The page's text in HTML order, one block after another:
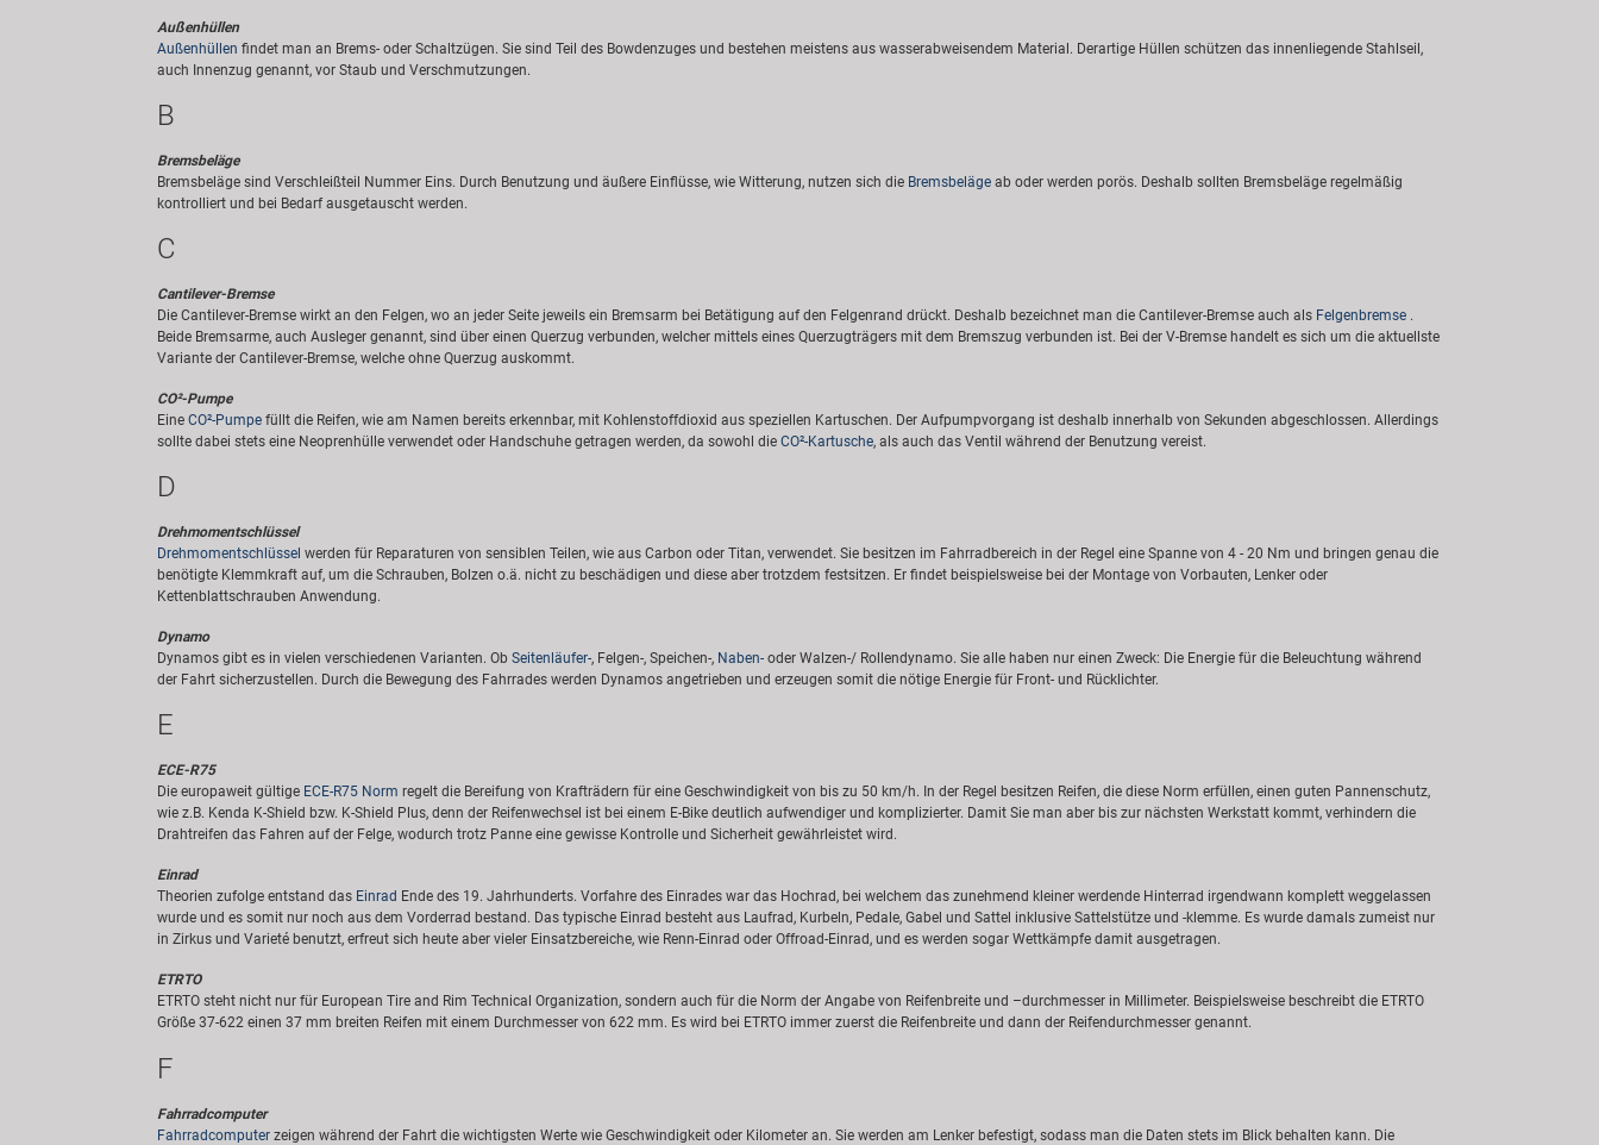
Außenhüllen
Außenhüllen findet man an Brems- oder Schaltzügen. Sie sind Teil des Bowdenzuges und bestehen meistens aus wasserabweisendem Material. Derartige Hüllen schützen das innenliegende Stahlseil,
auch Innenzug genannt, vor Staub und Verschmutzungen.
B
Bremsbeläge
Bremsbeläge sind Verschleißteil Nummer Eins. Durch Benutzung und äußere Einflüsse, wie Witterung, nutzen sich die Bremsbeläge ab oder werden porös. Deshalb sollten Bremsbeläge regelmäßig
kontrolliert und bei Bedarf ausgetauscht werden.
C
Cantilever-Bremse
Die Cantilever-Bremse wirkt an den Felgen, wo an jeder Seite jeweils ein Bremsarm bei Betätigung auf den Felgenrand drückt. Deshalb bezeichnet man die Cantilever-Bremse auch als Felgenbremse .
Beide Bremsarme, auch Ausleger genannt, sind über einen Querzug verbunden, welcher mittels eines Querzugträgers mit dem Bremszug verbunden ist. Bei der V-Bremse handelt es sich um die aktuellste
Variante der Cantilever-Bremse, welche ohne Querzug auskommt.
CO²-Pumpe
Eine CO²-Pumpe füllt die Reifen, wie am Namen bereits erkennbar, mit Kohlenstoffdioxid aus speziellen Kartuschen. Der Aufpumpvorgang ist deshalb innerhalb von Sekunden abgeschlossen. Allerdings
sollte dabei stets eine Neoprenhülle verwendet oder Handschuhe getragen werden, da sowohl die CO²-Kartusche, als auch das Ventil während der Benutzung vereist.
D
Drehmomentschlüssel
Drehmomentschlüssel werden für Reparaturen von sensiblen Teilen, wie aus Carbon oder Titan, verwendet. Sie besitzen im Fahrradbereich in der Regel eine Spanne von 4 - 20 Nm und bringen genau die
benötigte Klemmkraft auf, um die Schrauben, Bolzen o.ä. nicht zu beschädigen und diese aber trotzdem festsitzen. Er findet beispielsweise bei der Montage von Vorbauten, Lenker oder
Kettenblattschrauben Anwendung.
Dynamo
Dynamos gibt es in vielen verschiedenen Varianten. Ob Seitenläufer-, Felgen-, Speichen-, Naben- oder Walzen-/ Rollendynamo. Sie alle haben nur einen Zweck: Die Energie für die Beleuchtung während
der Fahrt sicherzustellen. Durch die Bewegung des Fahrrades werden Dynamos angetrieben und erzeugen somit die nötige Energie für Front- und Rücklichter.
E
ECE-R75
Die europaweit gültige ECE-R75 Norm regelt die Bereifung von Krafträdern für eine Geschwindigkeit von bis zu 50 km/h. In der Regel besitzen Reifen, die diese Norm erfüllen, einen guten Pannenschutz,
wie z.B. Kenda K-Shield bzw. K-Shield Plus, denn der Reifenwechsel ist bei einem E-Bike deutlich aufwendiger und komplizierter. Damit Sie man aber bis zur nächsten Werkstatt kommt, verhindern die
Drahtreifen das Fahren auf der Felge, wodurch trotz Panne eine gewisse Kontrolle und Sicherheit gewährleistet wird.
Einrad
Theorien zufolge entstand das Einrad Ende des 19. Jahrhunderts. Vorfahre des Einrades war das Hochrad, bei welchem das zunehmend kleiner werdende Hinterrad irgendwann komplett weggelassen
wurde und es somit nur noch aus dem Vorderrad bestand. Das typische Einrad besteht aus Laufrad, Kurbeln, Pedale, Gabel und Sattel inklusive Sattelstütze und -klemme. Es wurde damals zumeist nur
in Zirkus und Varieté benutzt, erfreut sich heute aber vieler Einsatzbereiche, wie Renn-Einrad oder Offroad-Einrad, und es werden sogar Wettkämpfe damit ausgetragen.
ETRTO
ETRTO steht nicht nur für European Tire and Rim Technical Organization, sondern auch für die Norm der Angabe von Reifenbreite und –durchmesser in Millimeter. Beispielsweise beschreibt die ETRTO
Größe 37-622 einen 37 mm breiten Reifen mit einem Durchmesser von 622 mm. Es wird bei ETRTO immer zuerst die Reifenbreite und dann der Reifendurchmesser genannt.
F
Fahrradcomputer
Fahrradcomputer zeigen während der Fahrt die wichtigsten Werte wie Geschwindigkeit oder Kilometer an. Sie werden am Lenker befestigt, sodass man die Daten stets im Blick behalten kann. Die